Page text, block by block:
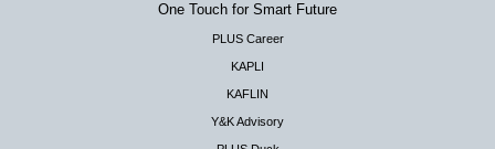
One Touch for Smart Future
PLUS Career
KAPLI
KAFLIN
Y&K Advisory